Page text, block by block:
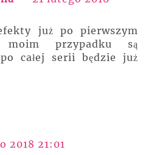
już po pierwszym
przypadku są
całej serii będzie już
2018 21:01